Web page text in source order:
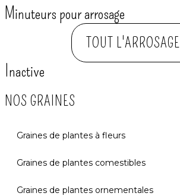
Minuteurs pour arrosage
TOUT L'ARROSAGE
Inactive
NOS GRAINES
Graines de plantes à fleurs
Graines de plantes comestibles
Graines de plantes ornementales